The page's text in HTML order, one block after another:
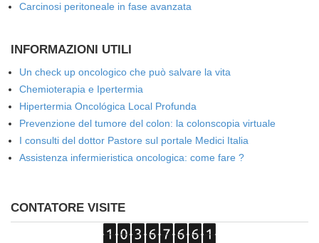
Carcinosi peritoneale in fase avanzata
INFORMAZIONI UTILI
Un check up oncologico che può salvare la vita
Chemioterapia e Ipertermia
Hipertermia Oncológica Local Profunda
Prevenzione del tumore del colon: la colonscopia virtuale
I consulti del dottor Pastore sul portale Medici Italia
Assistenza infermieristica oncologica: come fare ?
CONTATORE VISITE